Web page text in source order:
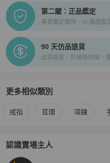
第二關：正品鑑定
專業鑑定團隊、AI 儀器鑑
90 天仿品退貨
出貨錄影、防掉換封條、
更多相似類別
更多BVLGARI女士配件相似商
戒指 耳環 項鍊
認識賣場主人
PopChill 拍拍圈嚴選賣家 奢